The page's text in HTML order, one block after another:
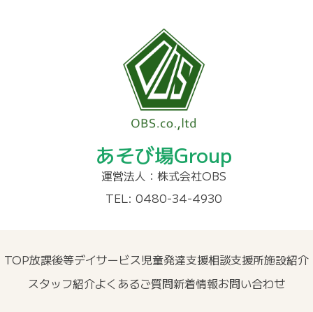
あそび場Group
運営法人：株式会社OBS
TEL: 0480-34-4930
TOP放課後等デイサービス児童発達支援相談支援所施設紹介
スタッフ紹介よくあるご質問新着情報お問い合わせ